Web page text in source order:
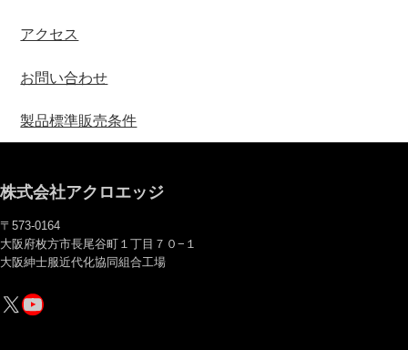
アクセス
お問い合わせ
製品標準販売条件
株式会社アクロエッジ
〒573-0164
大阪府枚方市長尾谷町１丁目７０−１
大阪紳士服近代化協同組合工場
X YouTube